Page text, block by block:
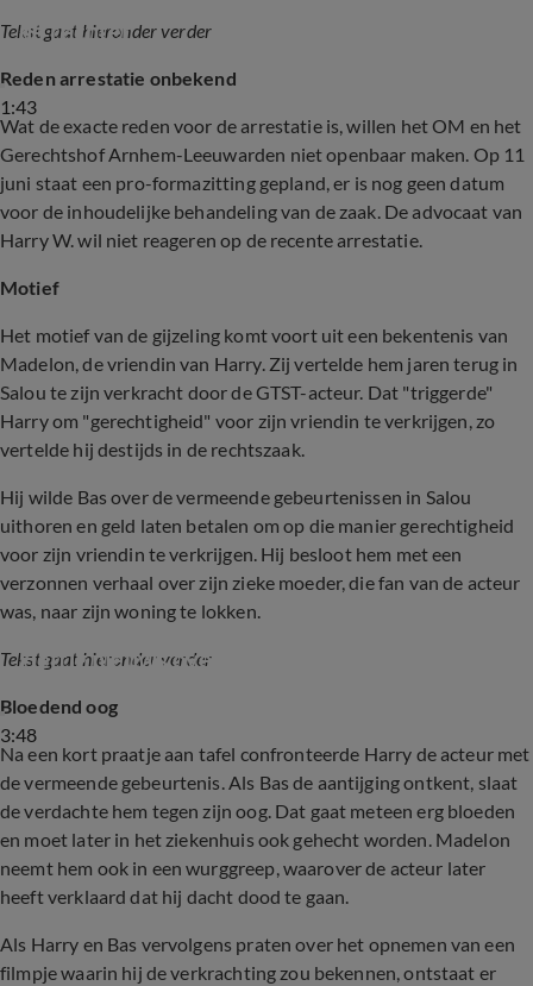
Tekst gaat hieronder verder
1:43
de rechter
Reden arrestatie onbekend
Wat de exacte reden voor de arrestatie is, willen het OM en het
Gerechtshof Arnhem-Leeuwarden niet openbaar maken. Op 11
juni staat een pro-formazitting gepland, er is nog geen datum
voor de inhoudelijke behandeling van de zaak. De advocaat van
Harry W. wil niet reageren op de recente arrestatie.
Motief
Het motief van de gijzeling komt voort uit een bekentenis van
Madelon, de vriendin van Harry. Zij vertelde hem jaren terug in
Salou te zijn verkracht door de GTST-acteur. Dat "triggerde"
Harry om "gerechtigheid" voor zijn vriendin te verkrijgen, zo
vertelde hij destijds in de rechtszaak.
Hij wilde Bas over de vermeende gebeurtenissen in Salou
uithoren en geld laten betalen om op die manier gerechtigheid
voor zijn vriendin te verkrijgen. Hij besloot hem met een
verzonnen verhaal over zijn zieke moeder, die fan van de acteur
was, naar zijn woning te lokken.
Tekst gaat hieronder verder
3:48
Heftig nieuws over Bas Muijs
Bloedend oog
Na een kort praatje aan tafel confronteerde Harry de acteur met
de vermeende gebeurtenis. Als Bas de aantijging ontkent, slaat
de verdachte hem tegen zijn oog. Dat gaat meteen erg bloeden
en moet later in het ziekenhuis ook gehecht worden. Madelon
neemt hem ook in een wurggreep, waarover de acteur later
heeft verklaard dat hij dacht dood te gaan.
Als Harry en Bas vervolgens praten over het opnemen van een
filmpje waarin hij de verkrachting zou bekennen, ontstaat er